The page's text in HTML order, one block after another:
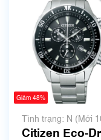
Giảm 48%
Tình trạng: N (Mới
chưa qua sử
Citizen Eco-